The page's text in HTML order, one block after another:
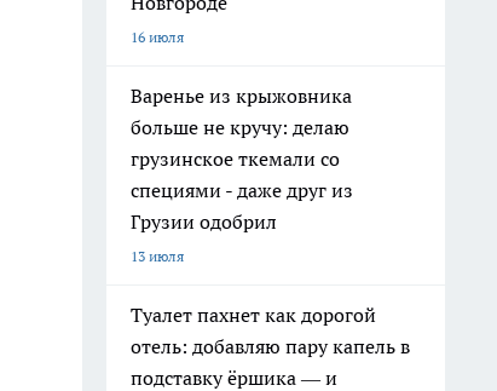
16 июля
Варенье из крыжовника
больше не кручу: делаю
грузинское ткемали со
специями - даже друг из
Грузии одобрил
13 июля
Туалет пахнет как дорогой
отель: добавляю пару капель в
подставку ёршика — и